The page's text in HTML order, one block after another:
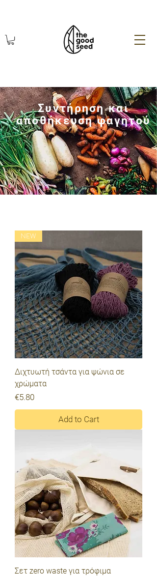
Συντήρηση και
αποθήκευση φαγητού
NEW
Διχτυωτή τσάντα για ψώνια σε
χρώματα
Price
€5.80
Add to Cart
Σετ zero waste για τρόφιμα